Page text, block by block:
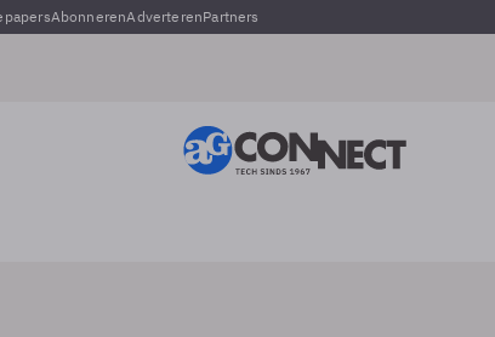
AbonnerenAdverterenPartners